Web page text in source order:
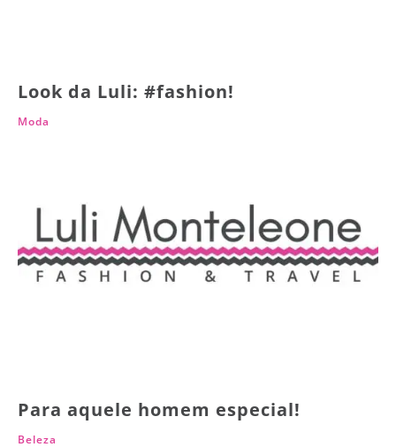
Look da Luli: #fashion!
Moda
Para aquele homem especial!
Beleza